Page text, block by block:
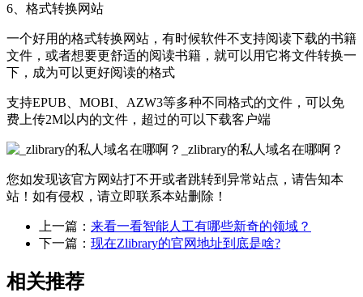
6、格式转换网站
一个好用的格式转换网站，有时候软件不支持阅读下载的书籍
文件，或者想要更舒适的阅读书籍，就可以用它将文件转换一
下，成为可以更好阅读的格式
支持EPUB、MOBI、AZW3等多种不同格式的文件，可以免
费上传2M以内的文件，超过的可以下载客户端
您如发现该官方网站打不开或者跳转到异常站点，请告知本
站！如有侵权，请立即联系本站删除！
上一篇： 来看一看智能人工有哪些新奇的领域？
下一篇： 现在Zlibrary的官网地址到底是啥?
相关推荐